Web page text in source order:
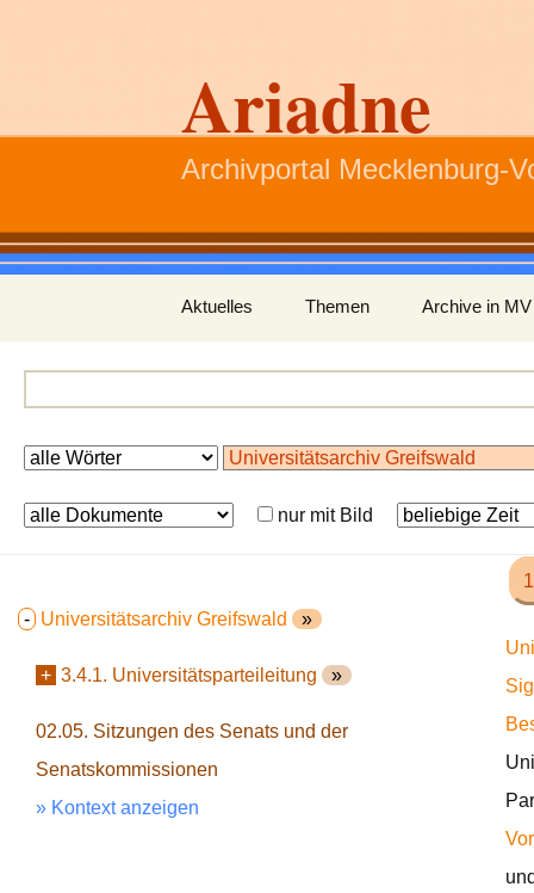
Ariadne
Archivportal Mecklenburg-
Inhalt
springen
Aktuelles Themen Archive in MV
nur mit Bild
- Universitätsarchiv Greifswald »
+ 3.4.1. Universitätsparteileitung »
02.05. Sitzungen des Senats und der
Senatskommissionen
» Kontext anzeigen